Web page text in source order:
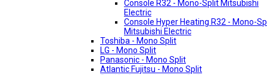
Console R32 - Mono-Split Mitsubishi
Electric
Console Hyper Heating R32 - Mono-
Mitsubishi Electric
Toshiba - Mono Split
LG - Mono Split
Panasonic - Mono Split
Atlantic Fujitsu - Mono Split